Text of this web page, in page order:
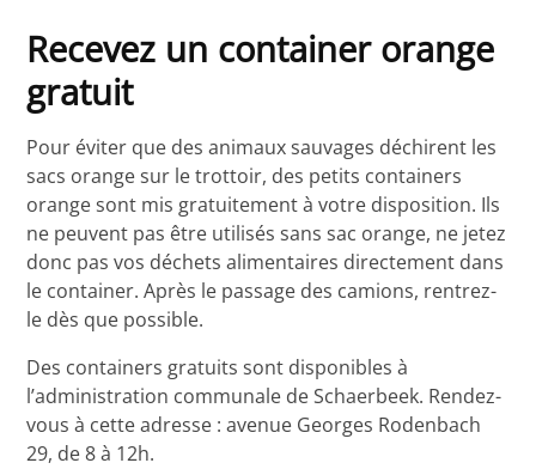
Recevez un container orange
gratuit
Pour éviter que des animaux sauvages déchirent les
sacs orange sur le trottoir, des petits containers
orange sont mis gratuitement à votre disposition. Ils
ne peuvent pas être utilisés sans sac orange, ne jetez
donc pas vos déchets alimentaires directement dans
le container. Après le passage des camions, rentrez-
le dès que possible.
Des containers gratuits sont disponibles à
l’administration communale de Schaerbeek. Rendez-
vous à cette adresse : avenue Georges Rodenbach
29, de 8 à 12h.